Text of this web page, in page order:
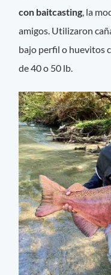
con baitcasting, la
amigos. Utilizaron
bajo perfil o huevitos
de 40 o 50 lb.